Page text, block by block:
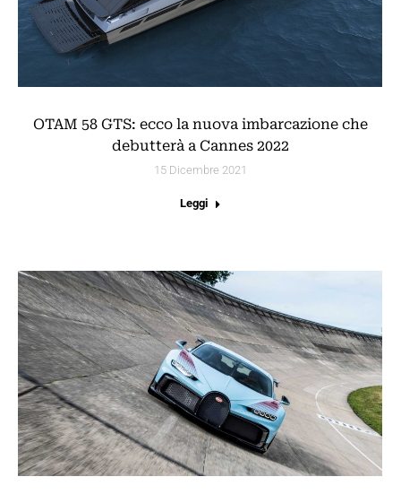
OTAM 58 GTS: ecco la nuova imbarcazione che
debutterà a Cannes 2022
15 Dicembre 2021
Leggi